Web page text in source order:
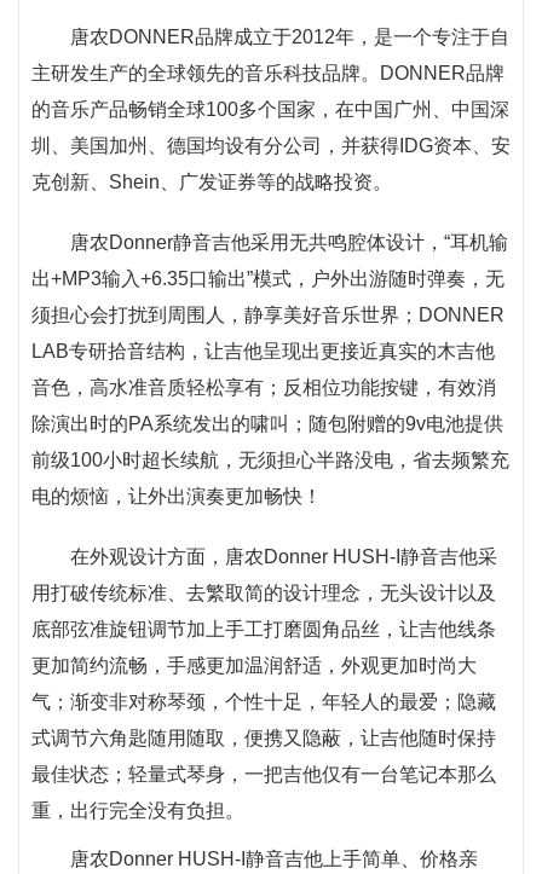
唐农DONNER品牌成立于2012年，是一个专注于自
主研发生产的全球领先的音乐科技品牌。DONNER品牌
的音乐产品畅销全球100多个国家，在中国广州、中国深
圳、美国加州、德国均设有分公司，并获得IDG资本、安
克创新、Shein、广发证券等的战略投资。
唐农Donner静音吉他采用无共鸣腔体设计，“耳机输
出+MP3输入+6.35口输出”模式，户外出游随时弹奏，无
须担心会打扰到周围人，静享美好音乐世界；DONNER
LAB专研拾音结构，让吉他呈现出更接近真实的木吉他
音色，高水准音质轻松享有；反相位功能按键，有效消
除演出时的PA系统发出的啸叫；随包附赠的9v电池提供
前级100小时超长续航，无须担心半路没电，省去频繁充
电的烦恼，让外出演奏更加畅快！
在外观设计方面，唐农Donner HUSH-I静音吉他采
用打破传统标准、去繁取简的设计理念，无头设计以及
底部弦准旋钮调节加上手工打磨圆角品丝，让吉他线条
更加简约流畅，手感更加温润舒适，外观更加时尚大
气；渐变非对称琴颈，个性十足，年轻人的最爱；隐藏
式调节六角匙随用随取，便携又隐蔽，让吉他随时保持
最佳状态；轻量式琴身，一把吉他仅有一台笔记本那么
重，出行完全没有负担。
唐农Donner HUSH-I静音吉他上手简单、价格亲